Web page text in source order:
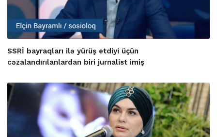
SSRİ bayraqları ilə yürüş etdiyi üçün
cəzalandırılanlardan biri jurnalist imiş